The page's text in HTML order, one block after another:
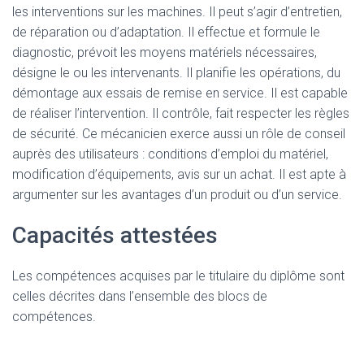
les interventions sur les machines. Il peut s’agir d’entretien,
de réparation ou d’adaptation. Il effectue et formule le
diagnostic, prévoit les moyens matériels nécessaires,
désigne le ou les intervenants. Il planifie les opérations, du
démontage aux essais de remise en service. Il est capable
de réaliser l’intervention. Il contrôle, fait respecter les règles
de sécurité. Ce mécanicien exerce aussi un rôle de conseil
auprès des utilisateurs : conditions d’emploi du matériel,
modification d’équipements, avis sur un achat. Il est apte à
argumenter sur les avantages d’un produit ou d’un service.
Capacités attestées
Les compétences acquises par le titulaire du diplôme sont
celles décrites dans l’ensemble des blocs de
compétences.